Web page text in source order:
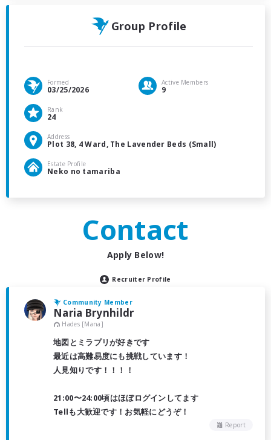
Group Profile
Formed
03/25/2026
Active Members
9
Rank
24
Address
Plot 38, 4 Ward, The Lavender Beds (Small)
Estate Profile
Neko no tamariba
Contact
Apply Below!
Recruiter Profile
Community Member
Naria Brynhildr
Hades [Mana]
地図とミラプリが好きです
最近は高難易度にも挑戦しています！
人見知りです！！！！
21:00〜24:00頃はほぼログインしてます
Tellも大歓迎です！お気軽にどうぞ！
Report